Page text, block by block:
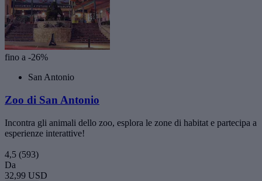
fino a -26%
San Antonio
Zoo di San Antonio
Incontra gli animali dello zoo, esplora le zone di habitat e partecipa a
esperienze interattive!
4,5 (593)
Da
32,99 USD